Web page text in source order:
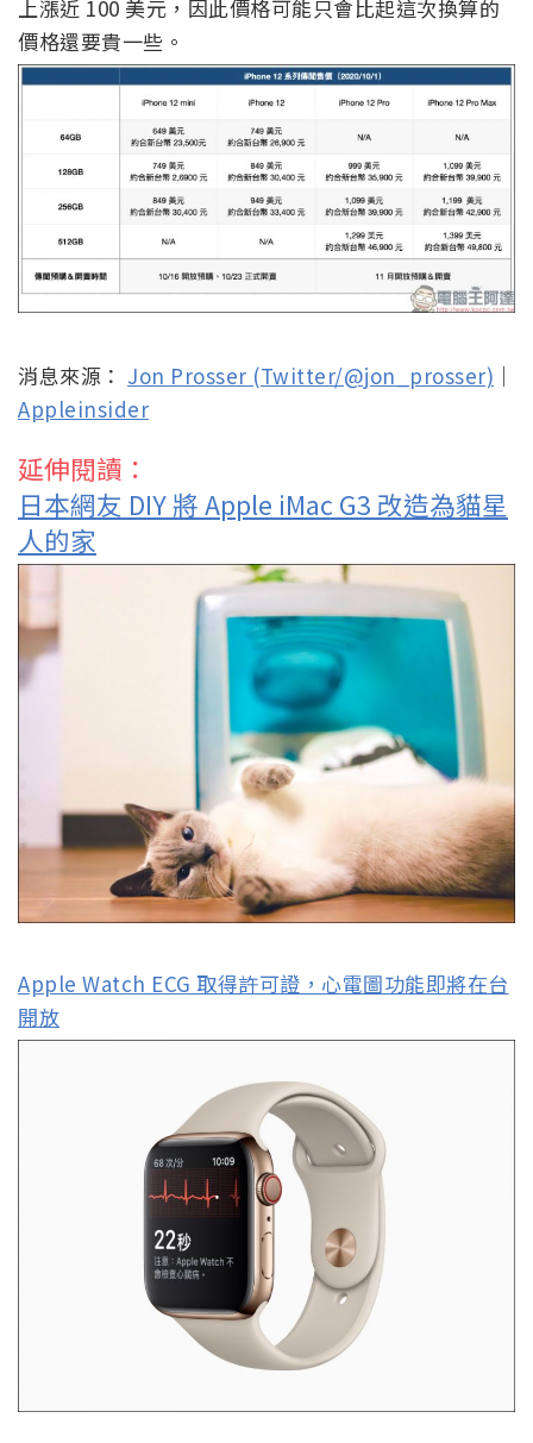
上漲近 100 美元，因此價格可能只會比起這次換算的
價格還要貴一些。
消息來源： Jon Prosser (Twitter/@jon_prosser) ｜
Appleinsider
延伸閱讀：
日本網友 DIY 將 Apple iMac G3 改造為貓星
人的家
Apple Watch ECG 取得許可證，心電圖功能即將在台
開放